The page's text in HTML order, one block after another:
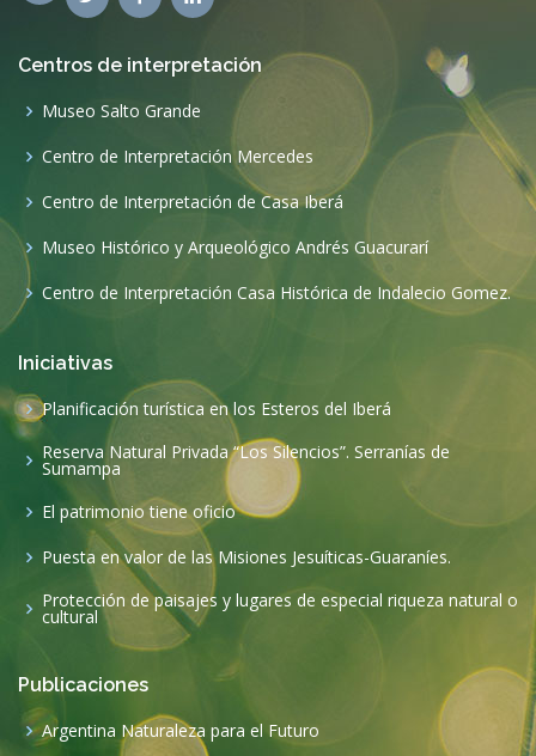
Centros de interpretación
Museo Salto Grande
Centro de Interpretación Mercedes
Centro de Interpretación de Casa Iberá
Museo Histórico y Arqueológico Andrés Guacurarí
Centro de Interpretación Casa Histórica de Indalecio Gomez.
Iniciativas
Planificación turística en los Esteros del Iberá
Reserva Natural Privada “Los Silencios”. Serranías de
Sumampa
El patrimonio tiene oficio
Puesta en valor de las Misiones Jesuíticas-Guaraníes.
Protección de paisajes y lugares de especial riqueza natural o
cultural
Publicaciones
Argentina Naturaleza para el Futuro